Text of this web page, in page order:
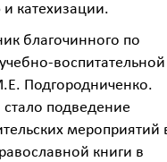
катехизации.
благочинного по
воспитательной
Подгородниченко.
подведение
мероприятий
книги в